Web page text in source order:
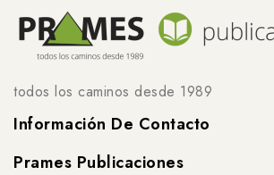
todos los caminos desde 1989
Información De Contacto
Prames Publicaciones